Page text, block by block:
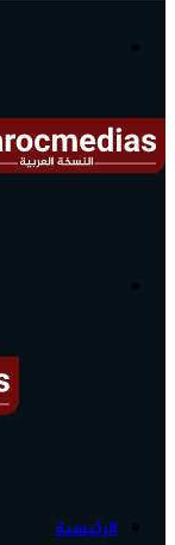
الرئيسية